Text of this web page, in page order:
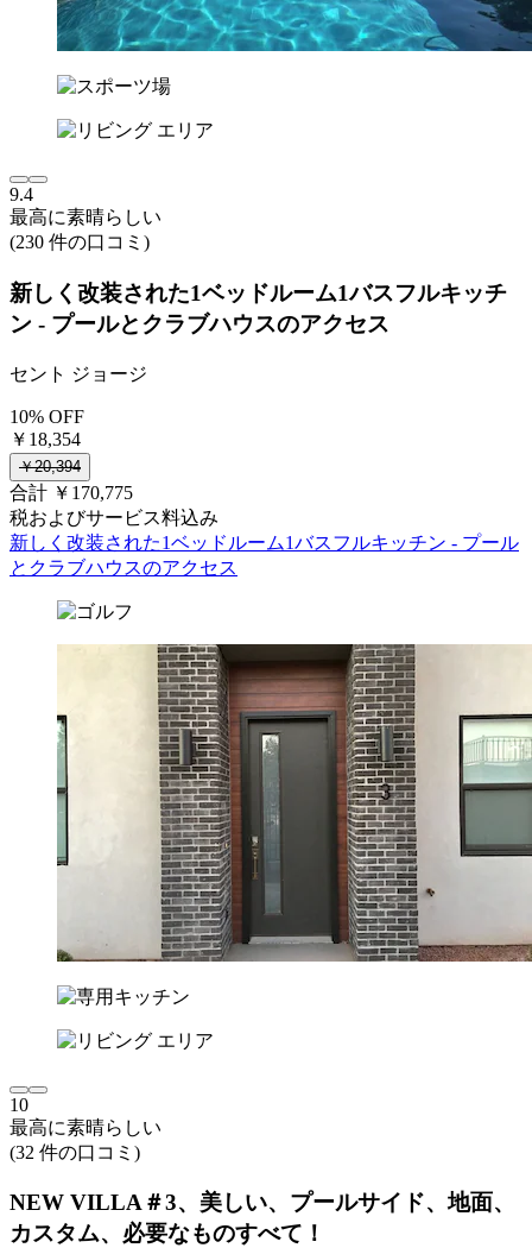
9.4
最高に素晴らしい
(230 件の口コミ)
新しく改装された1ベッドルーム1バスフルキッチ
ン - プールとクラブハウスのアクセス
セント ジョージ
10% OFF
￥18,354
￥20,394
合計 ￥170,775
税およびサービス料込み
新しく改装された1ベッドルーム1バスフルキッチン - プール
とクラブハウスのアクセス
10
最高に素晴らしい
(32 件の口コミ)
NEW VILLA＃3、美しい、プールサイド、地面、
カスタム、必要なものすべて！